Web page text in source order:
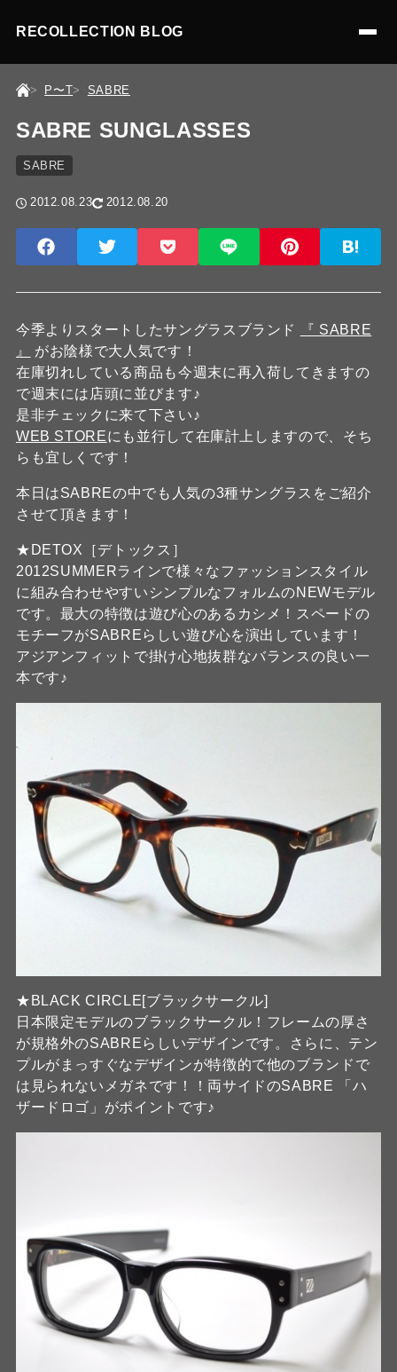
RECOLLECTION BLOG
P〜T SABRE
SABRE SUNGLASSES
SABRE
2012.08.23 2012.08.20
今季よりスタートしたサングラスブランド
『 SABRE
』
がお陰様で大人気です！
在庫切れしている商品も今週末に再入荷してきますの
で週末には店頭に並びます♪
是非チェックに来て下さい♪
WEB STOREにも並行して在庫計上しますので、そち
らも宜しくです！
本日はSABREの中でも人気の3種サングラスをご紹介
させて頂きます！
★DETOX［デトックス］
2012SUMMERラインで様々なファッションスタイル
に組み合わせやすいシンプルなフォルムのNEWモデル
です。最大の特徴は遊び心のあるカシメ！スペードの
モチーフがSABREらしい遊び心を演出しています！
アジアンフィットで掛け心地抜群なバランスの良い一
本です♪
★BLACK CIRCLE[ブラックサークル]
日本限定モデルのブラックサークル！フレームの厚さ
が規格外のSABREらしいデザインです。さらに、テン
プルがまっすぐなデザインが特徴的で他のブランドで
は見られないメガネです！！両サイドのSABRE 「ハ
ザードロゴ」がポイントです♪